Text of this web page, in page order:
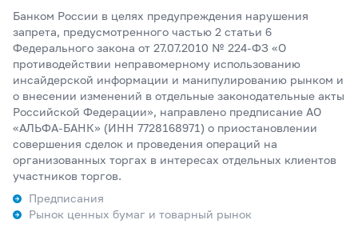
Банком России в целях предупреждения нарушения
запрета, предусмотренного частью 2 статьи 6
Федерального закона от 27.07.2010 № 224-ФЗ «О
противодействии неправомерному использованию
инсайдерской информации и манипулированию рынком и
о внесении изменений в отдельные законодательные акты
Российской Федерации», направлено предписание АО
«АЛЬФА-БАНК» (ИНН 7728168971) о приостановлении
совершения сделок и проведения операций на
организованных торгах в интересах отдельных клиентов
участников торгов.
Предписания
Рынок ценных бумаг и товарный рынок